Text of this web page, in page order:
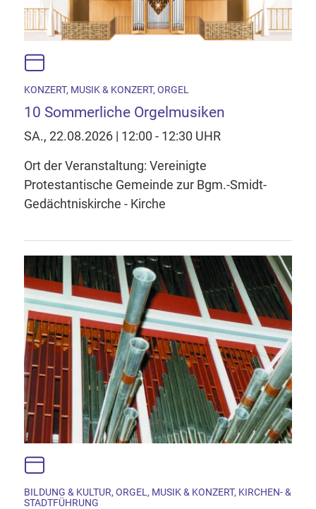
KONZERT, MUSIK & KONZERT, ORGEL
10 Sommerliche Orgelmusiken
SA., 22.08.2026 | 12:00 - 12:30 UHR
Ort der Veranstaltung: Vereinigte
Protestantische Gemeinde zur Bgm.-Smidt-
Gedächtniskirche - Kirche
BILDUNG & KULTUR, ORGEL, MUSIK & KONZERT, KIRCHEN- &
STADTFÜHRUNG